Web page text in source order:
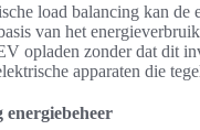
load balancing kan
van het
opladen zonder dat dit
apparaten die